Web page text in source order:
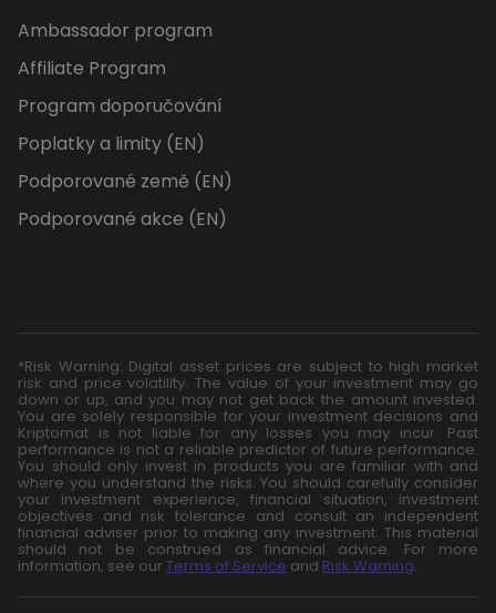
Ambassador program
Affiliate Program
Program doporučování
Poplatky a limity (EN)
Podporované země (EN)
Podporované akce (EN)
*Risk Warning: Digital asset prices are subject to high market
risk and price volatility. The value of your investment may go
down or up, and you may not get back the amount invested.
You are solely responsible for your investment decisions and
Kriptomat is not liable for any losses you may incur. Past
performance is not a reliable predictor of future performance.
You should only invest in products you are familiar with and
where you understand the risks. You should carefully consider
your investment experience, financial situation, investment
objectives and risk tolerance and consult an independent
financial adviser prior to making any investment. This material
should not be construed as financial advice. For more
information, see our Terms of Service and Risk Warning.